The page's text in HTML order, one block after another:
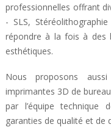
professionnelles offrant
- SLS,
répondre à la fois à des
esthétiques.
Nous proposons
imprimantes 3D de
par l’équipe technique
garanties de qualité et de